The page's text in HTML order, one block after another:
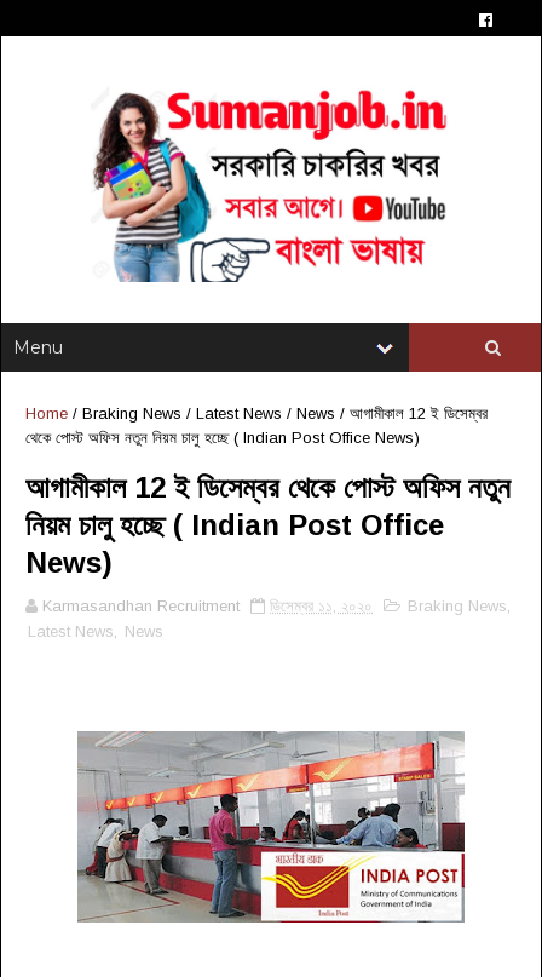
Home / Braking News / Latest News / News / আগামীকাল 12 ই ডিসেম্বর
থেকে পোস্ট অফিস নতুন নিয়ম চালু হচ্ছে ( Indian Post Office News)
আগামীকাল 12 ই ডিসেম্বর থেকে পোস্ট অফিস নতুন
নিয়ম চালু হচ্ছে ( Indian Post Office
News)
Karmasandhan Recruitment ডিসেম্বর ১১, ২০২০ Braking News
Latest News
News